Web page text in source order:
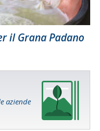
il Grana Padano
aziende